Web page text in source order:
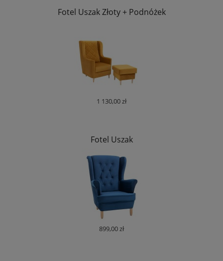
Fotel Uszak Złoty + Podnóżek
1 130,00 zł
Fotel Uszak
899,00 zł